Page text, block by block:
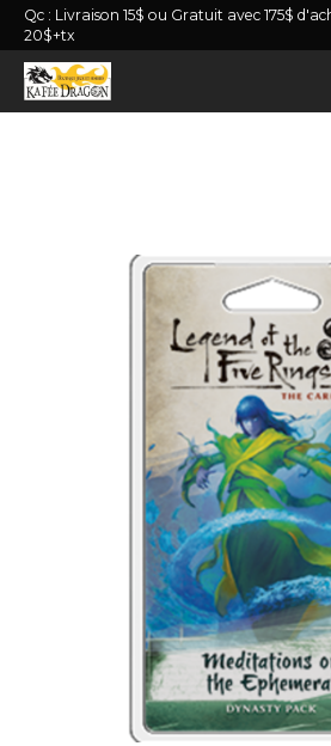
Qc : Livraison 15$ ou Gratuit avec 175$
20$+tx